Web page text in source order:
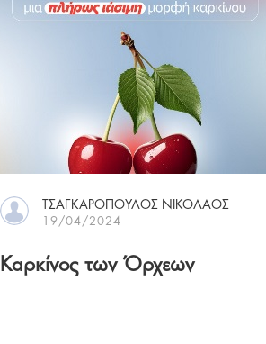
ΤΣΑΓΚΑΡΟΠΟΥΛΟΣ ΝΙΚΟΛΑΟΣ
19/04/2024
Καρκίνος των Όρχεων